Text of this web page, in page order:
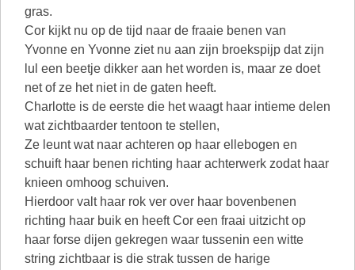
gras.
Cor kijkt nu op de tijd naar de fraaie benen van
Yvonne en Yvonne ziet nu aan zijn broekspijp dat zijn
lul een beetje dikker aan het worden is, maar ze doet
net of ze het niet in de gaten heeft.
Charlotte is de eerste die het waagt haar intieme delen
wat zichtbaarder tentoon te stellen,
Ze leunt wat naar achteren op haar ellebogen en
schuift haar benen richting haar achterwerk zodat haar
knieen omhoog schuiven.
Hierdoor valt haar rok ver over haar bovenbenen
richting haar buik en heeft Cor een fraai uitzicht op
haar forse dijen gekregen waar tussenin een witte
string zichtbaar is die strak tussen de harige